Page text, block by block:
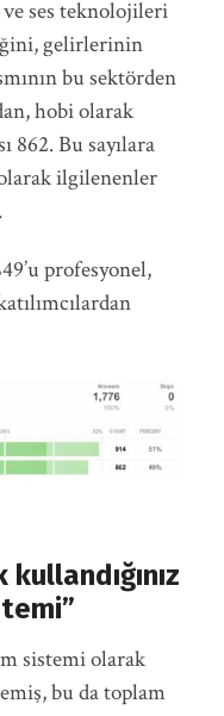
ve ses teknolojileri
gelirlerinin
bu sektörden
hobi olarak
862. Bu sayılara
ilgilenenler
profesyonel,
kullandığınız
sistemi olarak
bu da toplam